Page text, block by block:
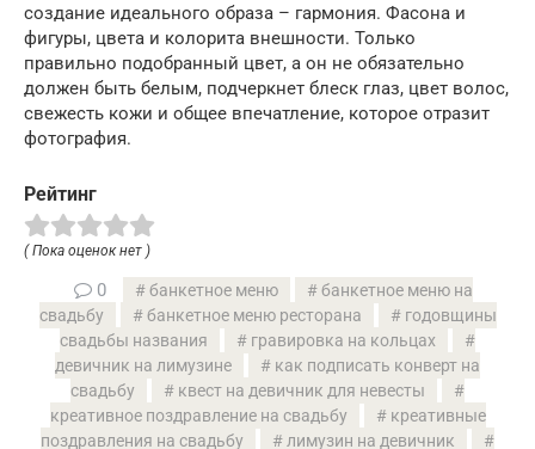
создание идеального образа – гармония. Фасона и
фигуры, цвета и колорита внешности. Только
правильно подобранный цвет, а он не обязательно
должен быть белым, подчеркнет блеск глаз, цвет волос,
свежесть кожи и общее впечатление, которое отразит
фотография.
Рейтинг
( Пока оценок нет )
0 банкетное меню
банкетное меню на
свадьбу
банкетное меню ресторана
годовщины
свадьбы названия
гравировка на кольцах
девичник на лимузине
как подписать конверт на
свадьбу
квест на девичник для невесты
креативное поздравление на свадьбу
креативные
поздравления на свадьбу
лимузин на девичник